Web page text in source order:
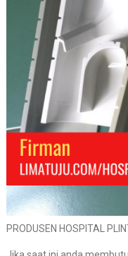
PRODUSEN HOSPITAL